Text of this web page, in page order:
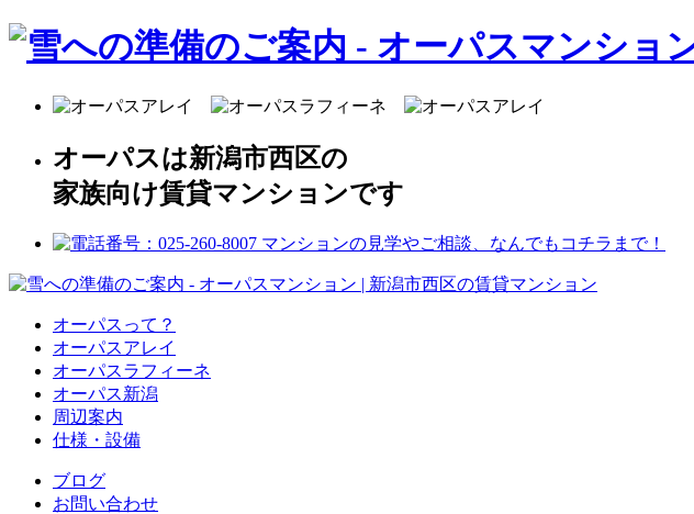
オーパスは新潟市西区の
家族向け賃貸マンションです
オーパスって？
オーパスアレイ
オーパスラフィーネ
オーパス新潟
周辺案内
仕様・設備
ブログ
お問い合わせ